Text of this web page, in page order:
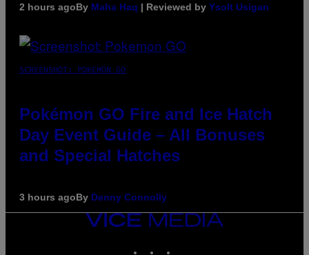
2 hours agoBy Maha Haq | Reviewed by Ysolt Usigan
SCREENSHOT: POKEMON GO
Pokémon GO Fire and Ice Hatch
Day Event Guide – All Bonuses
and Special Hatches
3 hours agoBy Denny Connolly
VICE
MEDIA